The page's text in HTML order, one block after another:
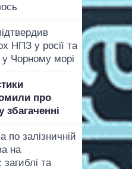
НПЗ у росії та
у Чорному морі
про
збагаченні
по залізничній
на
загиблі та